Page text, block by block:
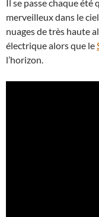
Il se passe chaque été
merveilleux dans le
nuages de très haute
électrique alors que le
l’horizon.